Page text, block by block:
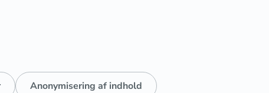
Anonymisering af indhold